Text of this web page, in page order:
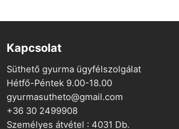
Kapcsolat
Süthető gyurma ügyfélszolgálat
Hétfő-Péntek 9.00-18.00
gyurmasutheto@gmail.com
+36 30 2499908
Személyes átvétel : 4031 Db.